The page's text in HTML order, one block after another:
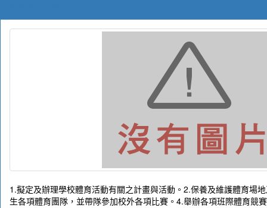
1.擬定及辦理學校體育活動有關之計畫與活動。2.保養及維護體育場
生各項體育團隊，並帶隊參加校外各項比賽。4.舉辦各項班際體育競